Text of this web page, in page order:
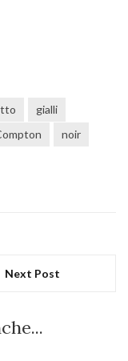
gialli
noir
Next Post